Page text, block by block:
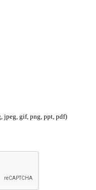
jpeg, gif, png, ppt, pdf)